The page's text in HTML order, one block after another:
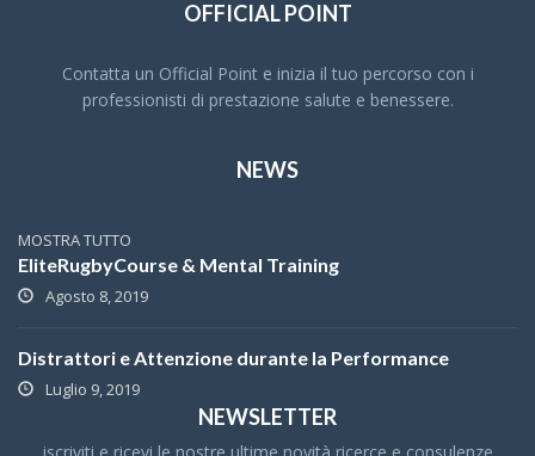
OFFICIAL POINT
Contatta un Official Point e inizia il tuo percorso con i
professionisti di prestazione salute e benessere.
NEWS
MOSTRA TUTTO
EliteRugbyCourse & Mental Training
Agosto 8, 2019
Distrattori e Attenzione durante la Performance
Luglio 9, 2019
NEWSLETTER